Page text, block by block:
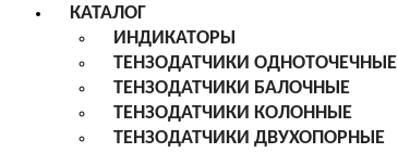
КАТАЛОГ
ИНДИКАТОРЫ
ТЕНЗОДАТЧИКИ ОДНОТОЧЕЧНЫЕ
ТЕНЗОДАТЧИКИ БАЛОЧНЫЕ
ТЕНЗОДАТЧИКИ КОЛОННЫЕ
ТЕНЗОДАТЧИКИ ДВУХОПОРНЫЕ